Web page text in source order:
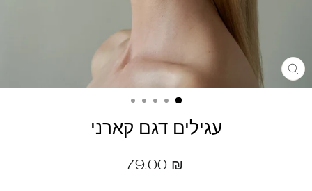
עגילים דגם קארני
מחיר
79.00 ₪